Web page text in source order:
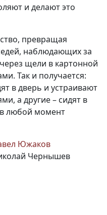
и делают это
превращая
наблюдающих за
щели в картонной
Так и получается:
в дверь и устраивают
а другие – сидят в
в любой момент
Южаков
Чернышев